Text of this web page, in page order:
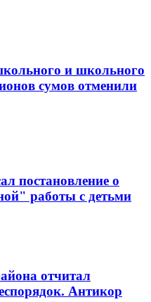
и школьного
сумов отменили
постановление о
работы с детьми
отчитал
Антикор